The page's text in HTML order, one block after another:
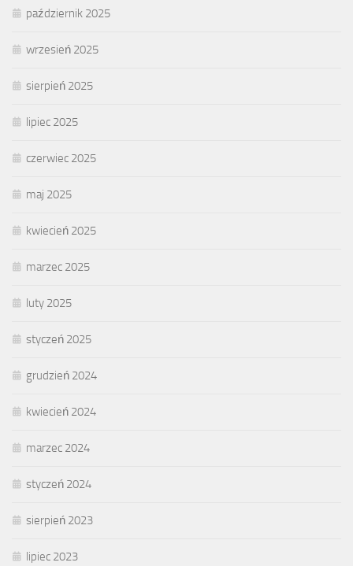
październik 2025
wrzesień 2025
sierpień 2025
lipiec 2025
czerwiec 2025
maj 2025
kwiecień 2025
marzec 2025
luty 2025
styczeń 2025
grudzień 2024
kwiecień 2024
marzec 2024
styczeń 2024
sierpień 2023
lipiec 2023